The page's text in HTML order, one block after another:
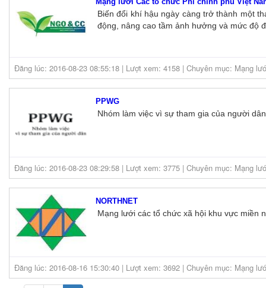
Biến đổi khí hậu ngày càng trở thành một
động, nâng cao tầm ảnh hưởng và mức độ
Đăng lúc: 2016-08-23 08:55:18 | Lượt xem: 4158 | Chuyên mục: Mạng
PPWG
Nhóm làm việc vì sự tham gia của người dân
Đăng lúc: 2016-08-23 08:29:58 | Lượt xem: 3775 | Chuyên mục: Mạng
NORTHNET
Mạng lưới các tổ chức xã hội khu vực miền
Đăng lúc: 2016-08-16 15:30:40 | Lượt xem: 3692 | Chuyên mục: Mạng